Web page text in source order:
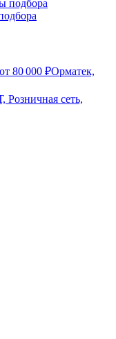
от 80 000 ₽Орматек,
сеть,